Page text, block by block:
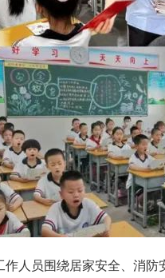
作人员围绕居家安全、消防